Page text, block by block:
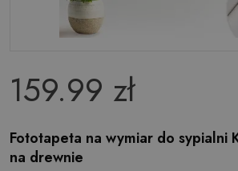
159.99 zł
Fototapeta na wymiar do sypialni
na drewnie